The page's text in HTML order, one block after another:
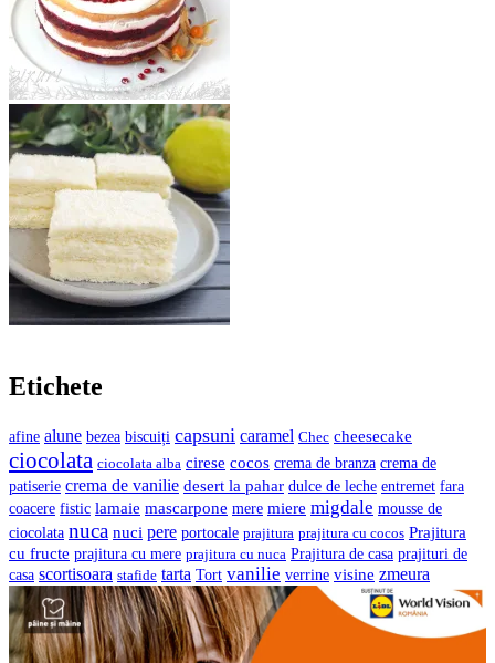
Etichete
afine alune bezea biscuiți capsuni caramel Chec cheesecake
ciocolata ciocolata alba cirese cocos crema de branza crema de
patiserie crema de vanilie desert la pahar dulce de leche entremet fara
coacere fistic lamaie mascarpone mere miere migdale mousse de
ciocolata nuca nuci pere portocale prajitura prajitura cu cocos Prajitura
cu fructe prajitura cu mere prajitura cu nuca Prajitura de casa prajituri de
casa scortisoara stafide tarta Tort vanilie verrine visine zmeura